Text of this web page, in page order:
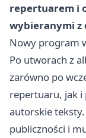
repertuarem i
wybieranymi z
Nowy program
Po utworach z
zarówno po
repertuaru, jak i
autorskie teksty.
publiczności i